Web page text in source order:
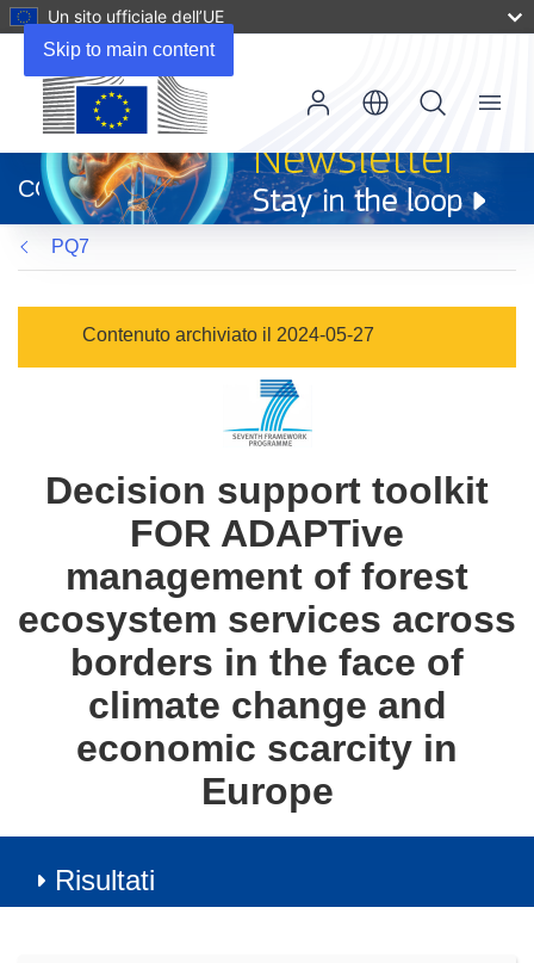
Skip to main content
Un sito ufficiale dell’UE
apre
in
una
nuova
finestra)
CORDIS
Menu
PQ7
Contenuto archiviato il 2024-05-27
Decision support toolkit
FOR ADAPTive
management of forest
ecosystem services across
borders in the face of
climate change and
economic scarcity in
Europe
Risultati